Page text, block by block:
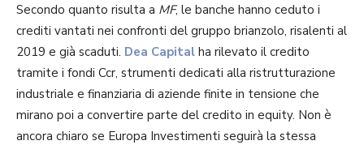
Secondo quanto risulta a MF, le banche hanno ceduto i
crediti vantati nei confronti del gruppo brianzolo, risalenti al
2019 e già scaduti. Dea Capital ha rilevato il credito
tramite i fondi Ccr, strumenti dedicati alla ristrutturazione
industriale e finanziaria di aziende finite in tensione che
mirano poi a convertire parte del credito in equity. Non è
ancora chiaro se Europa Investimenti seguirà la stessa